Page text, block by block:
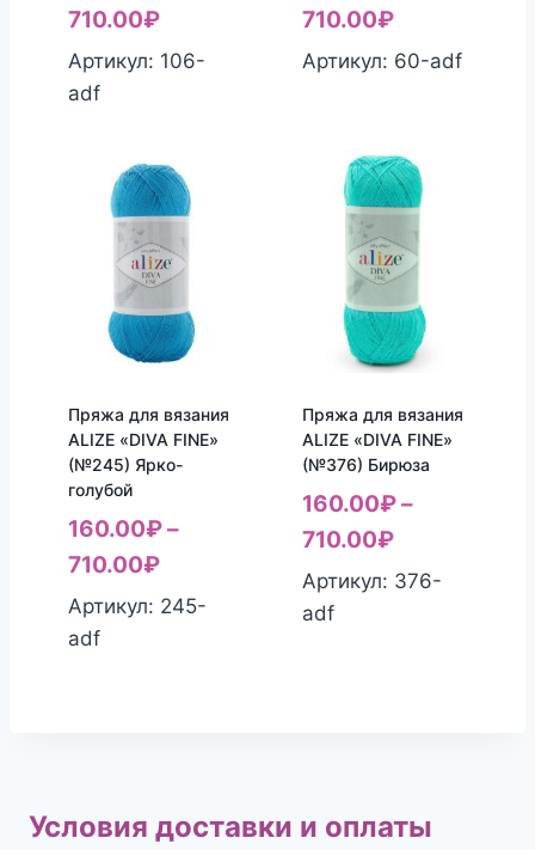
710.00₽
Артикул: 106-
adf
710.00₽
Артикул: 60-adf
Пряжа для вязания
ALIZE «DIVA FINE»
(№245) Ярко-
голубой
160.00₽–
710.00₽
Артикул: 245-
adf
Пряжа для вязания
ALIZE «DIVA FINE»
(№376) Бирюза
160.00₽–
710.00₽
Артикул: 376-
adf
Условия доставки и оплаты